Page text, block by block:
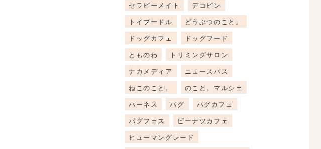
セラピーメイト
デコピン
トイプードル
どうぶつのこと。
ドッグカフェ
ドッグフード
とものわ
トリミングサロン
ナカメディア
ニュースパス
ねこのこと。
のこと。マルシェ
ハーネス
パグ
パグカフェ
パグフェス
ピーナツカフェ
ヒューマングレード